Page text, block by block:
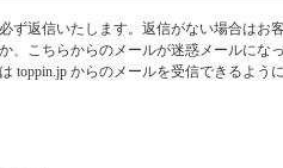
ず返信いたします。返信がない場合はお
、こちらからのメールが迷惑メールにな
toppin.jp からのメールを受信できるよう